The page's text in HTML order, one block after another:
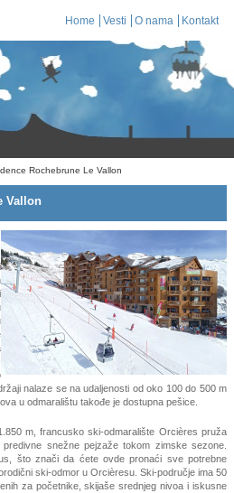
Home Vesti O nama Kontakt
Rochebrune Le Vallon
Vallon
nalaze se na udaljenosti od oko 100 do 500 m
u odmaralištu takođe je dostupna pešice.
m, francusko ski-odmaralište Orcières pruža
snežne pejzaže tokom zimske sezone.
što znači da ćete ovde pronaći sve potrebne
ski-odmor u Orcièresu. Ski-područje ima 50
za početnike, skijaše srednjeg nivoa i iskusne